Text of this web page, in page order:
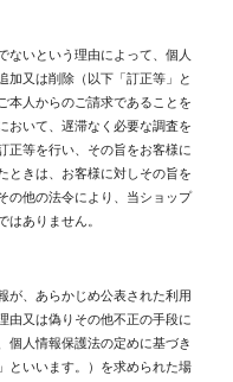
ないという理由によって、個人
加又は削除（以下「訂正等」と
本人からのご請求であることを
おいて、遅滞なく必要な調査を
正等を行い、その旨をお客様に
ときは、お客様に対しその旨を
の他の法令により、当ショップ
はありません。
が、あらかじめ公表された利用
由又は偽りその他不正の手段に
個人情報保護法の定めに基づき
といいます。）を求められた場